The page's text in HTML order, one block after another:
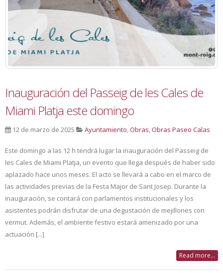
Inauguración del Passeig de les Cales de
Miami Platja este domingo
12 de marzo de 2025 Ayuntamiento,Obras,Obras Paseo Calas
Este domingo a las 12 h tendrá lugar la inauguración del Passeig de
les Cales de Miami Platja, un evento que llega después de haber sido
aplazado hace unos meses. El acto se llevará a cabo en el marco de
las actividades previas de la Festa Major de Sant Josep. Durante la
inauguración, se contará con parlamentos institucionales y los
asistentes podrán disfrutar de una degustación de mejillones con
vermut. Además, el ambiente festivo estará amenizado por una
actuación [...]
Read more...